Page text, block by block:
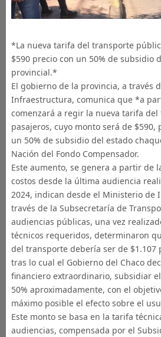
*La nueva tarifa del transporte
$590 precio con un 50% de subsidio
provincial.*
El gobierno de la provincia, a través
Infraestructura, comunica que *a
comenzará a regir la nueva tarifa
pasajeros, cuyo monto será de $590,
un 50% de subsidio del estado
Nación del Fondo Compensador.
Este aumento, se genera a partir de
costos desde la última audiencia
2024, indican desde el Ministerio de
través de la Subsecretaría de
audiencias públicas, una vez
técnicos requeridos, determinaron
del transporte debería ser de $1.107
tras lo cual el Gobierno del Chaco
financiero extraordinario, subsidiar
50% aproximadamente, con el
máximo posible el efecto sobre el
Este monto se basa en la tarifa
audiencias, compensada por el